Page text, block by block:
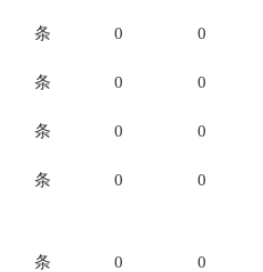
条 0 0
条 0 0
条 0 0
条 0 0
条 0 0